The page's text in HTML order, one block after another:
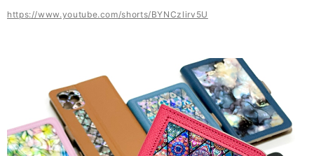
https://www.youtube.com/shorts/BYNCzlirv5U